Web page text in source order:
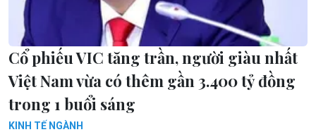
Cổ phiếu VIC tăng trần, người giàu nhất
Việt Nam vừa có thêm gần 3.400 tỷ đồng
trong 1 buổi sáng
KINH TẾ NGÀNH